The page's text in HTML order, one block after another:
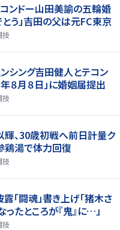
ンドー山田美諭の五輪婚
う」吉田の父は元FC東京
技
ンシング吉田健人とテコン
８月８日」に婚姻届提出
技
輝、30歳初戦へ前日計量ク
湯で体力回復
技
「闘魂」書き上げ「猪木さ
たところが『鬼』に…」
技